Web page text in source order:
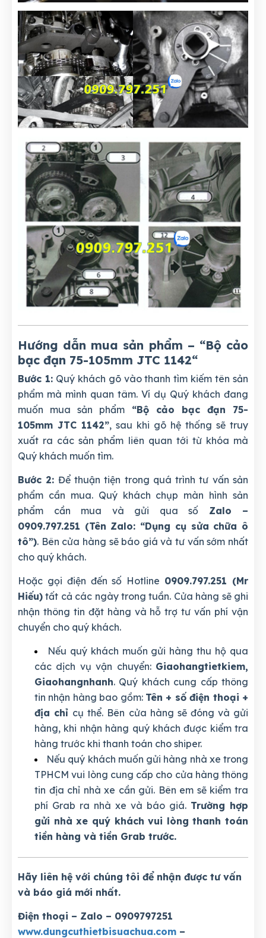
Hướng dẫn mua sản phẩm – “Bộ cảo
bạc đạn 75-105mm JTC 1142“
Bước 1:Quý khách gõ vào thanh tìm kiếm tên sản
phẩm mà mình quan tâm. Ví dụ Quý khách đang
muốn mua sản phẩm “Bộ cảo bạc đạn 75-
105mm JTC 1142”, sau khi gõ hệ thống sẽ truy
xuất ra các sản phẩm liên quan tới từ khóa mà
Quý khách muốn tìm.
Bước 2: Để thuận tiện trong quá trình tư vấn sản
phẩm cần mua. Quý khách chụp màn hình sản
phẩm cần mua và gửi qua số Zalo –
0909.797.251 (Tên Zalo: “Dụng cụ sửa chữa ô
tô”). Bên cửa hàng sẽ báo giá và tư vấn sớm nhất
cho quý khách.
Hoặc gọi điện đến số Hotline 0909.797.251 (Mr
Hiếu) tất cả các ngày trong tuần. Cửa hàng sẽ ghi
nhận thông tin đặt hàng và hỗ trợ tư vấn phí vận
chuyển cho quý khách.
Nếu quý khách muốn gửi hàng thu hộ qua
các dịch vụ vận chuyển: Giaohangtietkiem,
Giaohangnhanh. Quý khách cung cấp thông
tin nhận hàng bao gồm: Tên + số điện thoại +
địa chỉ cụ thể. Bên cửa hàng sẽ đóng và gửi
hàng, khi nhận hàng quý khách được kiểm tra
hàng trước khi thanh toán cho shiper.
Nếu quý khách muốn gửi hàng nhà xe trong
TPHCM vui lòng cung cấp cho cửa hàng thông
tin địa chỉ nhà xe cần gửi. Bên em sẽ kiểm tra
phí Grab ra nhà xe và báo giá. Trường hợp
gửi nhà xe quý khách vui lòng thanh toán
tiền hàng và tiền Grab trước.
Hãy liên hệ với chúng tôi để nhận được tư vấn
và báo giá mới nhất.
Điện thoại – Zalo – 0909797251
www.dungcuthietbisuachua.com –